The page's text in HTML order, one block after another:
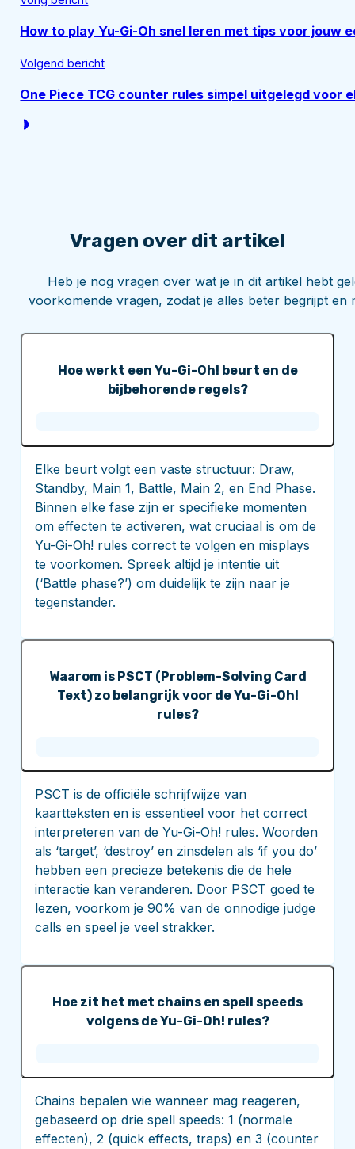
How to play Yu-Gi-Oh snel leren met tips voor jouw
Volgend bericht
One Piece TCG counter rules simpel uitgelegd voor
Vragen over dit artikel
Heb je nog vragen over wat je in dit artikel hebt
voorkomende vragen, zodat je alles beter begrijpt en
Hoe werkt een Yu-Gi-Oh! beurt en de
bijbehorende regels?
Elke beurt volgt een vaste structuur: Draw,
Standby, Main 1, Battle, Main 2, en End Phase.
Binnen elke fase zijn er specifieke momenten
om effecten te activeren, wat cruciaal is om de
Yu-Gi-Oh! rules correct te volgen en misplays
te voorkomen. Spreek altijd je intentie uit
(‘Battle phase?’) om duidelijk te zijn naar je
tegenstander.
Waarom is PSCT (Problem-Solving Card
Text) zo belangrijk voor de Yu-Gi-Oh!
rules?
PSCT is de officiële schrijfwijze van
kaartteksten en is essentieel voor het correct
interpreteren van de Yu-Gi-Oh! rules. Woorden
als ‘target’, ‘destroy’ en zinsdelen als ‘if you do’
hebben een precieze betekenis die de hele
interactie kan veranderen. Door PSCT goed te
lezen, voorkom je 90% van de onnodige judge
calls en speel je veel strakker.
Hoe zit het met chains en spell speeds
volgens de Yu-Gi-Oh! rules?
Chains bepalen wie wanneer mag reageren,
gebaseerd op drie spell speeds: 1 (normale
effecten), 2 (quick effects, traps) en 3 (counter